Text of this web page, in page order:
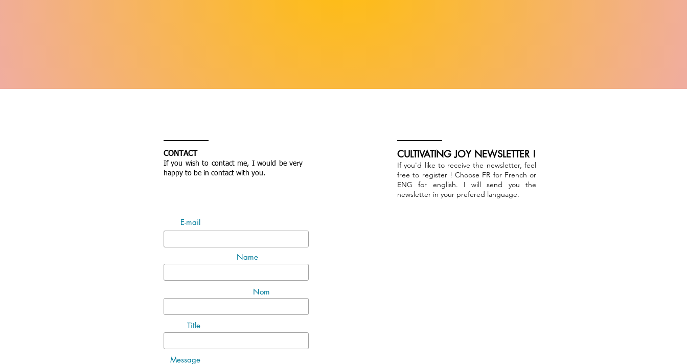
CONTACT
If you wish to contact me, I would be very
happy to be in contact with you.
E-mail
Name
Nom
Title
Message
CULTIVATING JOY NEWSLETTER !
If you'd like to receive the newsletter, feel
free to register ! Choose FR for French or
ENG for english. I will send you the
newsletter in your prefered language.